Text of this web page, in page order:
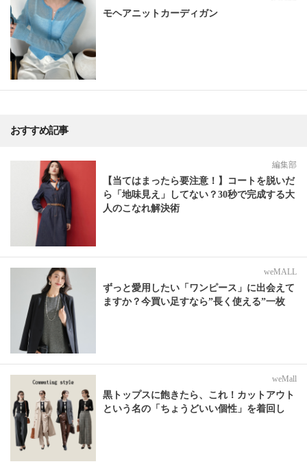
モヘアニットカーディガン
おすすめ記事
編集部
【当てはまったら要注意！】コートを脱いだ
ら「地味見え」してない？30秒で完成する大
人のこなれ解決術
weMALL
ずっと愛用したい「ワンピース」に出会えて
ますか？今買い足すなら”長く使える”一枚
weMall
黒トップスに飽きたら、これ！カットアウト
という名の「ちょうどいい個性」を着回し